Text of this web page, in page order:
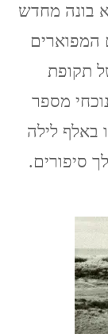
Elif
/
בונה מחדש
המפוארים
תקופת
מספר
באלף לילה
סיפורים.